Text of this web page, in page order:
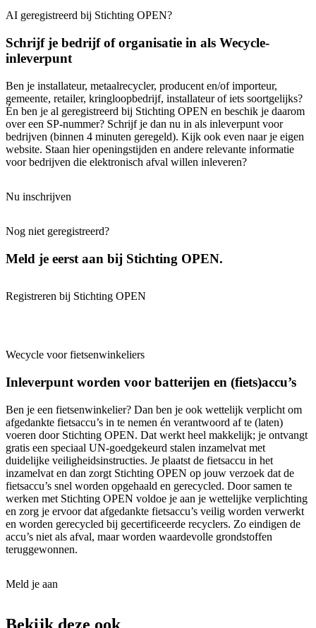
AI geregistreerd bij Stichting OPEN?
Schrijf je bedrijf of organisatie in als Wecycle-
inleverpunt
Ben je installateur, metaalrecycler, producent en/of importeur,
gemeente, retailer, kringloopbedrijf, installateur of iets soortgelijks?
Én ben je al geregistreerd bij Stichting OPEN en beschik je daarom
over een SP-nummer? Schrijf je dan nu in als inleverpunt voor
bedrijven (binnen 4 minuten geregeld). Kijk ook even naar je eigen
website. Staan hier openingstijden en andere relevante informatie
voor bedrijven die elektronisch afval willen inleveren?
Nu inschrijven
Nog niet geregistreerd?
Meld je eerst aan bij Stichting OPEN.
Registreren bij Stichting OPEN
Wecycle voor fietsenwinkeliers
Inleverpunt worden voor batterijen en (fiets)accu’s
Ben je een fietsenwinkelier? Dan ben je ook wettelijk verplicht om
afgedankte fietsaccu’s in te nemen én verantwoord af te (laten)
voeren door Stichting OPEN. Dat werkt heel makkelijk; je ontvangt
gratis een speciaal UN-goedgekeurd stalen inzamelvat met
duidelijke veiligheidsinstructies. Je plaatst de fietsaccu in het
inzamelvat en dan zorgt Stichting OPEN op jouw verzoek dat de
fietsaccu’s snel worden opgehaald en gerecycled. Door samen te
werken met Stichting OPEN voldoe je aan je wettelijke verplichting
en zorg je ervoor dat afgedankte fietsaccu’s veilig worden verwerkt
en worden gerecycled bij gecertificeerde recyclers. Zo eindigen de
accu’s niet als afval, maar worden waardevolle grondstoffen
teruggewonnen.
Meld je aan
Bekijk deze ook